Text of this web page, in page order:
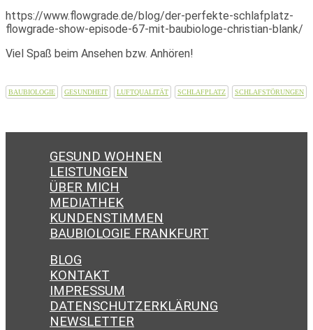
https://www.flowgrade.de/blog/der-perfekte-schlafplatz-
flowgrade-show-episode-67-mit-baubiologe-christian-blank/
Viel Spaß beim Ansehen bzw. Anhören!
BAUBIOLOGIE GESUNDHEIT LUFTQUALITÄT SCHLAFPLATZ SCHLAFSTÖRUNGEN
GESUND WOHNEN
LEISTUNGEN
ÜBER MICH
MEDIATHEK
KUNDENSTIMMEN
BAUBIOLOGIE FRANKFURT
BLOG
KONTAKT
IMPRESSUM
DA­TEN­SCHUTZ­ER­KLÄ­RUNG
NEWSLETTER